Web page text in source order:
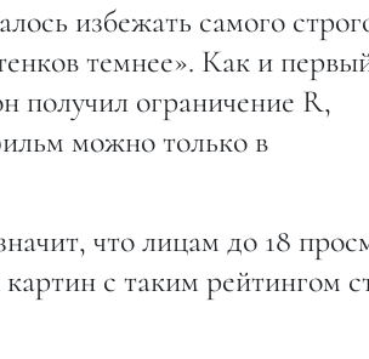
избежать самого
темнее». Как и
получил ограничение R,
можно только в
что лицам до 18
с таким рейтингом